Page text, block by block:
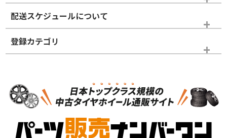
※商品ランクは出品者の主観により判断しておりますので、あら
かじめご了承ください。
ホイールランク
S
品）
S
新車外し品（新古
付き
配送スケジュールについて
登録カテゴリ
スタッドレスタイヤのみ